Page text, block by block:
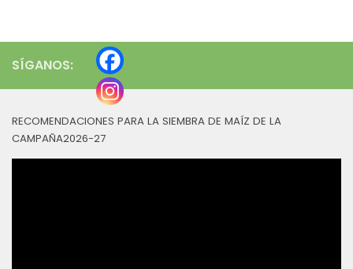
SÍGANOS:
RECOMENDACIONES PARA LA SIEMBRA DE MAÍZ DE LA
CAMPAÑA2026-27